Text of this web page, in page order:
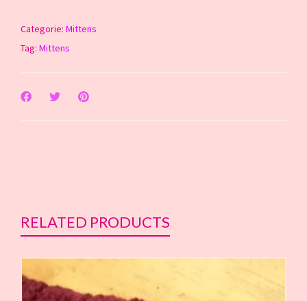
Categorie: Mittens
Tag: Mittens
RELATED PRODUCTS